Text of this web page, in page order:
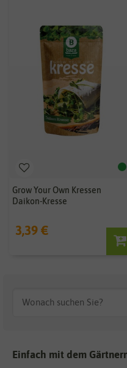
Grow Your Own Kressen
Daikon-Kresse
3,39 €
Einfach mit dem